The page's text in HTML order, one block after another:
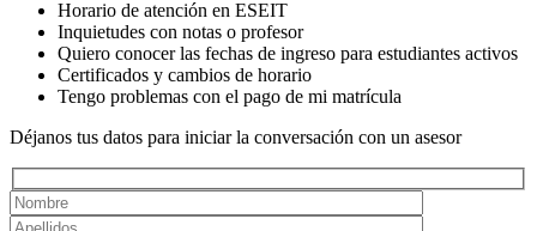
Horario de atención en ESEIT
Inquietudes con notas o profesor
Quiero conocer las fechas de ingreso para estudiantes activos
Certificados y cambios de horario
Tengo problemas con el pago de mi matrícula
Déjanos tus datos para iniciar la conversación con un asesor